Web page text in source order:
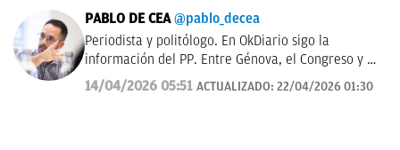
PABLO DE CEA @pablo_decea
Periodista y politólogo. En OkDiario sigo la
información del PP. Entre Génova, el Congreso y el
Senado. Antes en El Confidencial y El Español
14/04/2026 05:51 ACTUALIZADO: 22/04/2026 01:30